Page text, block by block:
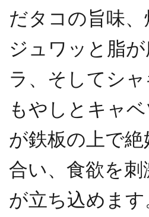
だタコの旨味
ジュワッと脂
ラ、そしてシ
もやしとキャ
が鉄板の上で絶
合い、食欲を刺
が立ち込めます